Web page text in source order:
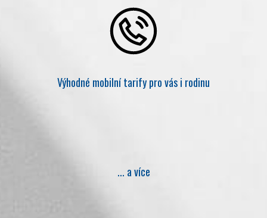
Výhodné mobilní tarify pro vás i rodinu
... a více